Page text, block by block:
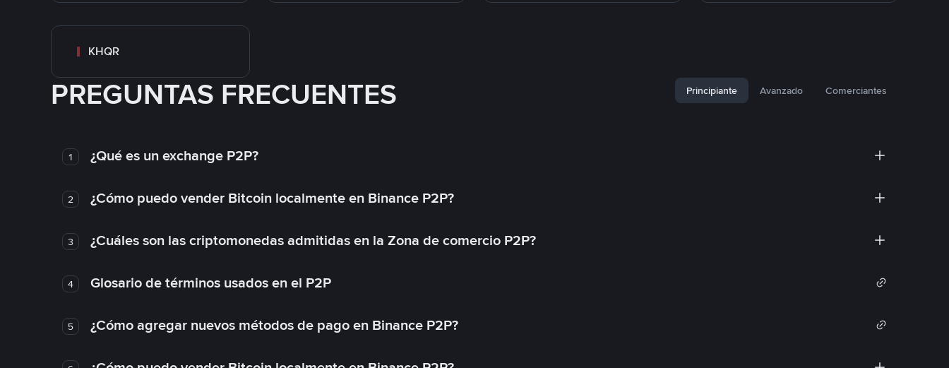
KHQR
PREGUNTAS FRECUENTES Principiante Avanzado Comerciantes
1 ¿Qué es un exchange P2P?
2 ¿Cómo puedo vender Bitcoin localmente en Binance P2P?
3 ¿Cuáles son las criptomonedas admitidas en la Zona de comercio P2P?
4 Glosario de términos usados en el P2P
5 ¿Cómo agregar nuevos métodos de pago en Binance P2P?